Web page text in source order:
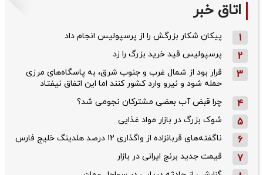
اتاق خبر
1 پیکان شکار بزرگش را از پرسپولیس انجام داد
2 پرسپولیس قید خرید بزرگ را زد
3
قرار بود از شمال ‌غرب و جنوب‌ شرق، به پاسگاه‌های مرزی
حمله شود و نیرو وارد کشور کنند اما این اتفاق نیفتاد
4 چرا قبض آب بعضی مشترکان نجومی شد؟
5 شوک بزرگ در بازار مواد غذایی
6 ناگفته‌های قربانزاده از واگذاری ۱۲ درصد هلدینگ خلیج فارس
7 قیمت جدید برنج ایرانی در بازار